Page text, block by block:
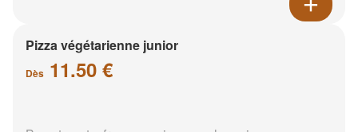
Pizza végétarienne junior
Dès 11.50 €